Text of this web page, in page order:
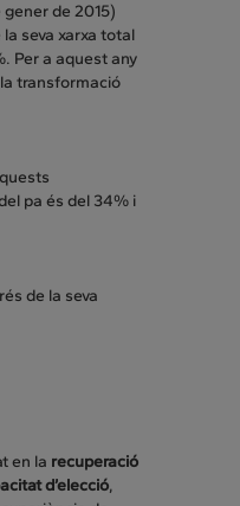
de 2015)
seva xarxa total
Per a aquest any
transformació
pa és del 34% i
de la seva
en la recuperació
d’elecció,